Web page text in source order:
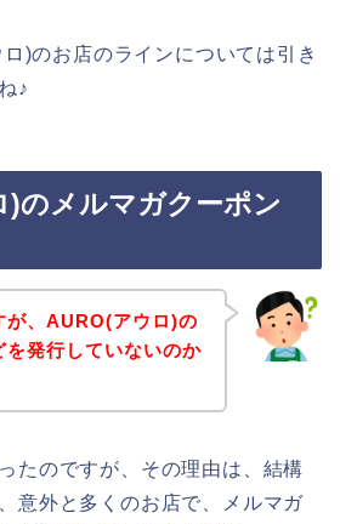
)のお店のラインについては引き
♪
)のメルマガクーポン
が、AURO(アウロ)の
を発行していないのか
たのですが、その理由は、結構
意外と多くのお店で、メルマガ